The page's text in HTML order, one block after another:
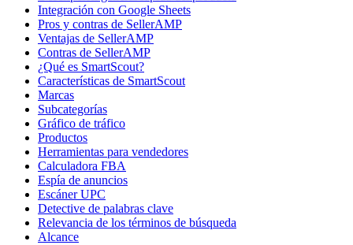
Integración con Google Sheets
Pros y contras de SellerAMP
Ventajas de SellerAMP
Contras de SellerAMP
¿Qué es SmartScout?
Características de SmartScout
Marcas
Subcategorías
Gráfico de tráfico
Productos
Herramientas para vendedores
Calculadora FBA
Espía de anuncios
Escáner UPC
Detective de palabras clave
Relevancia de los términos de búsqueda
Alcance